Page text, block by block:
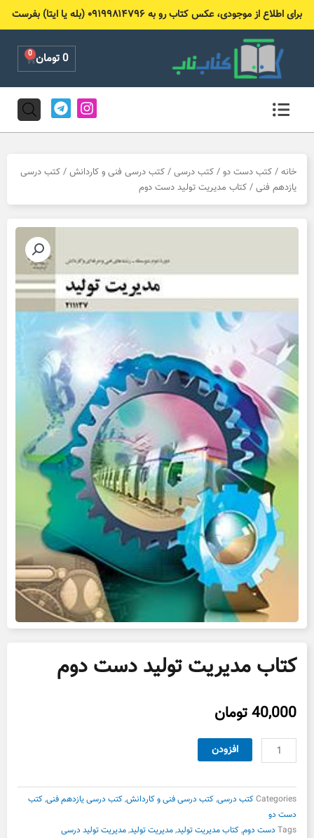
برای اطلاع از موجودی، عکس کتاب رو به ۰۹۱۹۹۸۱۴۷۹۶ (بله یا ایتا) بفرست
0تومان 0
Cart
I
n
s
g
a
T
e
l
r
m
خانه / کتب دست دو / کتب درسی / کتب درسی فنی و کاردانش / کتب درسی
یازدهم فنی / کتاب مدیریت تولید دست دوم
کتاب مدیریت تولید دست دوم
40,000تومان
کتاب
مدیریت
دست
افزودن
Categoriesکتب درسی,کتب درسی فنی و کاردانش,کتب درسی یازدهم فنی,کتب
دست دو
Tags دست دوم,کتاب مدیریت تولید,مدیریت تولید,مدیریت تولید درسی